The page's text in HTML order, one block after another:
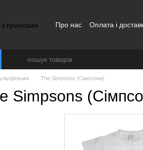
Про нас Оплата і
The Simpsons (Сімпсони)
Simpsons